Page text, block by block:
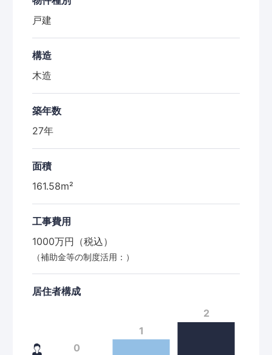
戸建
構造
木造
築年数
27年
面積
161.58m²
工事費用
1000万円（税込）
（補助金等の制度活用：）
居住者構成